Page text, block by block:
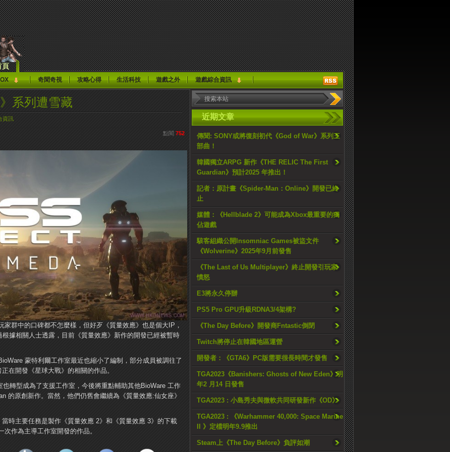
頁
奇聞奇視 攻略心得 生活科技 遊戲之外 遊戲綜合資訊
近期文章
傳聞: SONY或將復刻初代《God of War》系列三
部曲！
韓國獨立ARPG 新作《THE RELIC The First
Guardian》預計2025 年推出！
記者：原計畫《Spider-Man：Online》開發已終
止
媒體：《Hellblade 2》可能成為Xbox最重要的獨
佔遊戲
駭客組織公開Insomniac Games被盜文件
《Wolverine》2025年9月前發售
《The Last of Us Multiplayer》終止開發引玩家
憤怒
E3將永久停辦
PS5 Pro GPU升級RDNA3/4架構?
《The Day Before》開發商Fntastic倒閉
Twitch將停止在韓國地區運營
開發者：《GTA6》PC版需要很長時間才發售
TGA2023《Banishers: Ghosts of New Eden》明
年2 月14 日發售
TGA2023 : 小島秀夫與微軟共同研發新作《OD》
TGA2023 : 《Warhammer 40,000: Space Marine
II 》定檔明年9.9推出
Steam上《The Day Before》負評如潮
系列遭雪藏
資訊
點閱 752
家群中的口碑都不怎麼樣，但好歹《質量效應》也是個大IP，
據相關人士透露，目前《質量效應》新作的開發已經被暫時
蒙特利爾工作室最近也縮小了編制，部分成員被調往了
在開發《星球大戰》的相關的作品。
轉型成為了支援工作室，今後將重點輔助其他BioWare 工作
的原創新作。當然，他們仍舊會繼續為《質量效應:仙女座》
時主要任務是製作《質量效應 2》和《質量效應 3》的下載
作為主導工作室開發的作品。